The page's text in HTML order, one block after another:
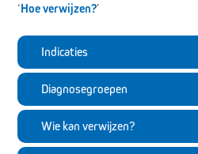
‘Hoe verwijzen?’
Indicaties
Diagnosegroepen
Wie kan verwijzen?